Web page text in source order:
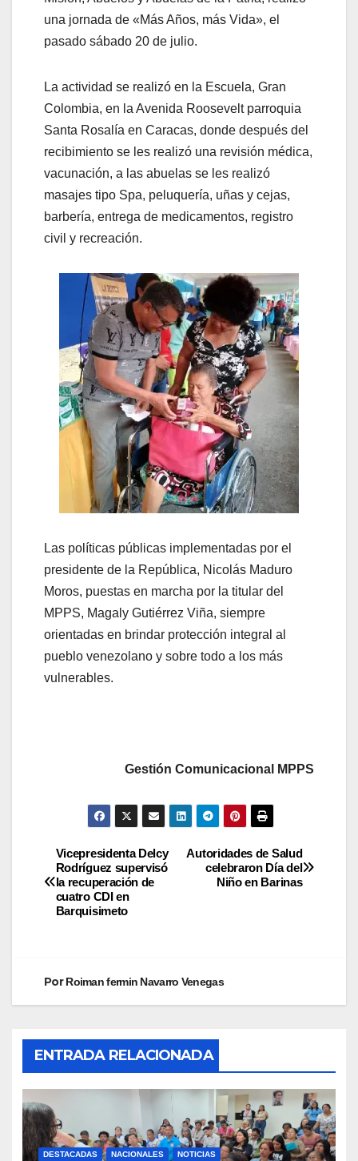
una jornada de «Más Años, más Vida», el
pasado sábado 20 de julio.
La actividad se realizó en la Escuela, Gran
Colombia, en la Avenida Roosevelt parroquia
Santa Rosalía en Caracas, donde después del
recibimiento se les realizó una revisión médica,
vacunación, a las abuelas se les realizó
masajes tipo Spa, peluquería, uñas y cejas,
barbería, entrega de medicamentos, registro
civil y recreación.
Las políticas públicas implementadas por el
presidente de la República, Nicolás Maduro
Moros, puestas en marcha por la titular del
MPPS, Magaly Gutiérrez Viña, siempre
orientadas en brindar protección integral al
pueblo venezolano y sobre todo a los más
vulnerables.
Gestión Comunicacional MPPS
Autoridades de Salud
celebraron Día del
Niño en Barinas
Vicepresidenta Delcy
Rodríguez supervisó
la recuperación de
cuatro CDI en
Barquisimeto
PorRoiman fermin Navarro Venegas
ENTRADA RELACIONADA
DESTACADAS NACIONALES NOTICIAS